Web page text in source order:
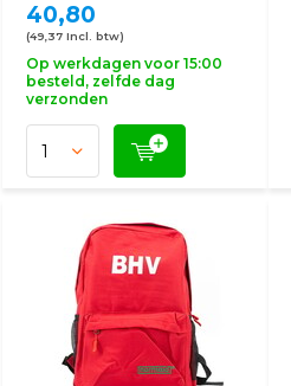
40,80
(49,37 Incl. btw)
Op werkdagen voor 15:00
besteld, zelfde dag
verzonden